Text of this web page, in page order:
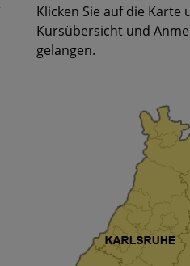
Klicken Sie auf die Karte
Kursübersicht und
gelangen.